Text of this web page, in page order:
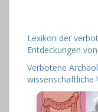
Lexikon der
Entdeckungen
Verbotene
wissenschaftliche